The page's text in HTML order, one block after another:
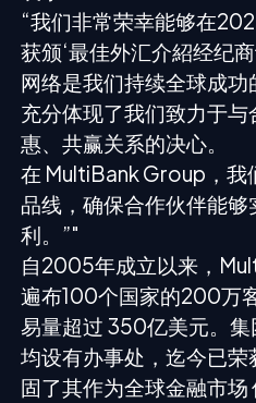
“我们非常荣幸能够在
获颁‘最佳外汇介紹经纪
网络是我们持续全球成
充分体现了我们致力于
惠、共赢关系的决心。
在 MultiBank Group，我
品线，确保合作伙伴能
利。”"
自2005年成立以来，
遍布100个国家的200万
易量超过 350亿美元。
均设有办事处，迄今已
固了其作为全球金融市场